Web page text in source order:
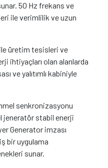
50 Hz frekans ve
ile verimlilik ve uzun
üretim tesisleri ve
ihtiyaçları olan alanlarda
ve yalıtımlı kabiniyle
senkronizasyonu
jeneratör stabil enerji
Generator imzası
bir uygulama
sunar.